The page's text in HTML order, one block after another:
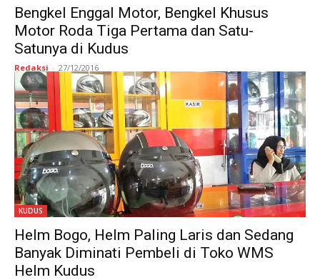
Bengkel Enggal Motor, Bengkel Khusus
Motor Roda Tiga Pertama dan Satu-
Satunya di Kudus
Redaksi - 27/12/2016
KUDUS
Helm Bogo, Helm Paling Laris dan Sedang
Banyak Diminati Pembeli di Toko WMS
Helm Kudus